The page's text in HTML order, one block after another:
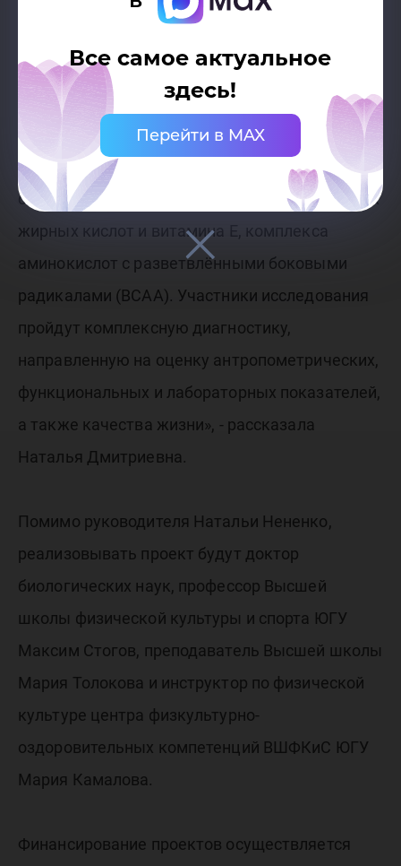
Все самое актуальное
здесь!
Перейти в MAX
«В представленном проекте будут изучены
фитнес-программ различной направленности –
кардиоаэробика и атлетическая гимнастика. В
качестве средств оптимизации фитнес-
программ выбрана нутрицевтивная поддержка
с применением комплекса полиненасыщенных
жирных кислот и витамина Е, комплекса
аминокислот с разветвлёнными боковыми
радикалами (ВСАА). Участники исследования
пройдут комплексную диагностику,
направленную на оценку антропометрических,
функциональных и лабораторных показателей,
а также качества жизни», - рассказала
Наталья Дмитриевна.
Помимо руководителя Натальи Нененко,
реализовывать проект будут доктор
биологических наук, профессор Высшей
школы физической культуры и спорта ЮГУ
Максим Стогов, преподаватель Высшей школы
Мария Толокова и инструктор по физической
культуре центра физкультурно-
оздоровительных компетенций ВШФКиС ЮГУ
Мария Камалова.
Финансирование проектов осуществляется